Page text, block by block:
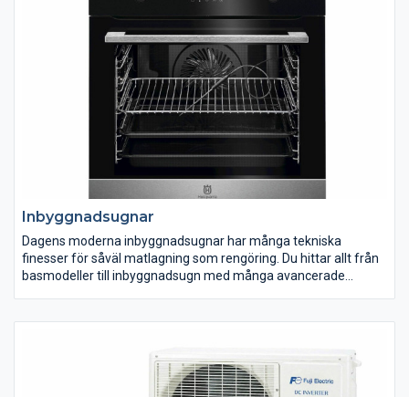
Inbyggnadsugnar
Dagens moderna inbyggnadsugnar har många tekniska
finesser för såväl matlagning som rengöring. Du hittar allt från
basmodeller till inbyggnadsugn med många avancerade